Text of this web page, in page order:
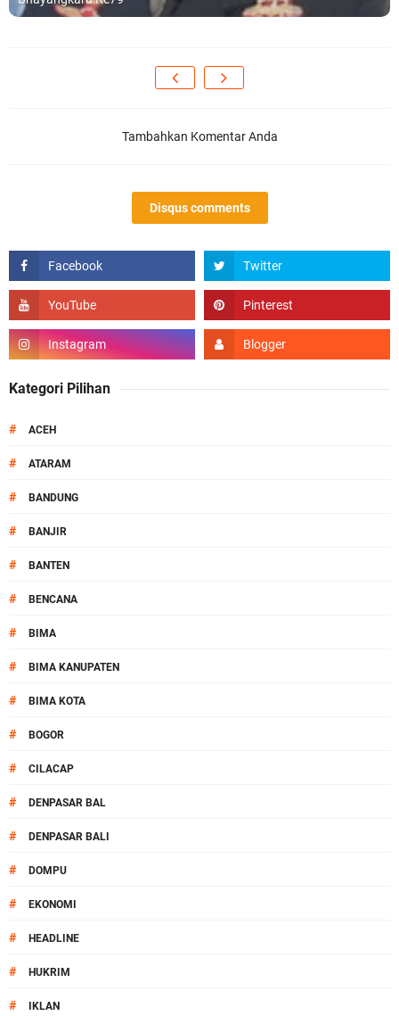
Tambahkan Komentar Anda
Disqus comments
Kategori Pilihan
# ACEH
# ATARAM
# BANDUNG
# BANJIR
# BANTEN
# BENCANA
# BIMA
# BIMA KANUPATEN
# BIMA KOTA
# BOGOR
# CILACAP
# DENPASAR BAL
# DENPASAR BALI
# DOMPU
# EKONOMI
# HEADLINE
# HUKRIM
# IKLAN